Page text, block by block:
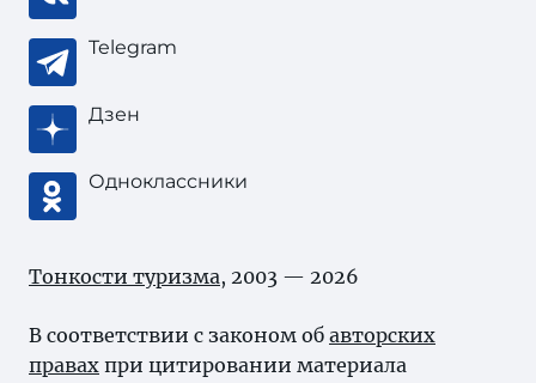
Telegram
Дзен
Одноклассники
Тонкости туризма, 2003 — 2026
В соответствии с законом об авторских
правах при цитировании материала